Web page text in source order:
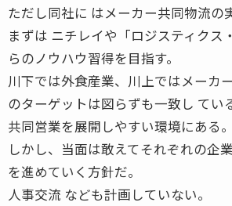
ただし同社に はメーカー共同物流の
まずは ニチレイや「ロジスティクス
らのノウハウ習得を目指す。
川下では外食産業、川上ではメーカ
のターゲットは図らずも一致し てい
共同営業を展開しやすい環境にある。
しかし、当面は敢えてそれぞれの企
を進めていく方針だ。
人事交流 なども計画していない。